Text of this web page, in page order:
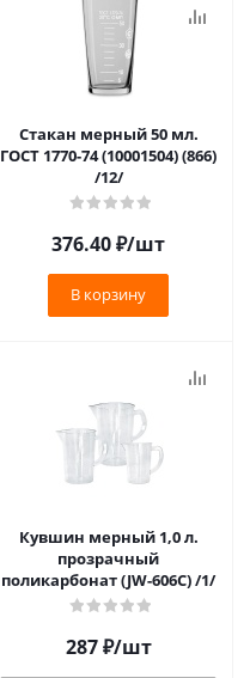
Стакан мерный 50 мл.
ГОСТ 1770-74 (10001504) (866)
/12/
376.40₽/шт
В корзину
Кувшин мерный 1,0 л.
прозрачный
поликарбонат (JW-606C) /1/
287₽/шт